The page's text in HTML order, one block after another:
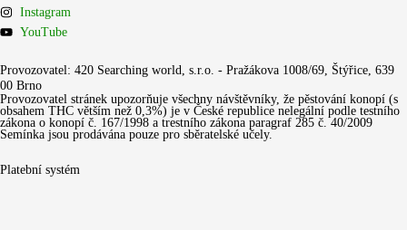
Instagram
YouTube
Provozovatel: 420 Searching world, s.r.o. - Pražákova 1008/69, Štýřice, 639
00 Brno
Provozovatel stránek upozorňuje všechny návštěvníky, že pěstování konopí (s
obsahem THC větším než 0,3%) je v České republice nelegální podle testního
zákona o konopí č. 167/1998 a trestního zákona paragraf 285 č. 40/2009
Semínka jsou prodávána pouze pro sběratelské učely.
Platební systém